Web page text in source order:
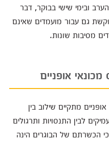
ובימי שישי בבוקר, דבר
גם עבור מועמדים שאינם
מסיבות שונות.
אופניים
מתקיים שילוב בין
לבין התנסויות ותרגולים
הכשרתם של הבוגרים הינה